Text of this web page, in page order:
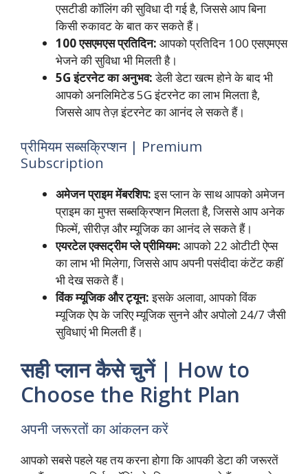
एसटीडी कॉलिंग की सुविधा दी गई है, जिससे आप बिना
किसी रुकावट के बात कर सकते हैं।
100 एसएमएस प्रतिदिन: आपको प्रतिदिन 100 एसएमएस
भेजने की सुविधा भी मिलती है।
5G इंटरनेट का अनुभव:डेली डेटा खत्म होने के बाद भी
आपको अनलिमिटेड 5G इंटरनेट का लाभ मिलता है,
जिससे आप तेज़ इंटरनेट का आनंद ले सकते हैं।
प्रीमियम सब्सक्रिप्शन | Premium
Subscription
अमेजन प्राइम मेंबरशिप:इस प्लान के साथ आपको अमेजन
प्राइम का मुफ्त सब्सक्रिप्शन मिलता है, जिससे आप अनेक
फिल्में, सीरीज़ और म्यूजिक का आनंद ले सकते हैं।
एयरटेल एक्सट्रीम प्ले प्रीमियम: आपको 22 ओटीटी ऐप्स
का लाभ भी मिलेगा, जिससे आप अपनी पसंदीदा कंटेंट कहीं
भी देख सकते हैं।
विंक म्यूजिक और ट्यून:इसके अलावा, आपको विंक
म्यूजिक ऐप के जरिए म्यूजिक सुनने और अपोलो 24/7 जैसी
सुविधाएं भी मिलती हैं।
सही प्लान कैसे चुनें | How to
Choose the Right Plan
अपनी जरूरतों का आंकलन करें
आपको सबसे पहले यह तय करना होगा कि आपकी डेटा की जरूरतें